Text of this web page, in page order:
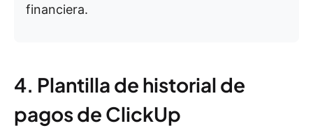
financiera.
4. Plantilla de historial de
pagos de ClickUp